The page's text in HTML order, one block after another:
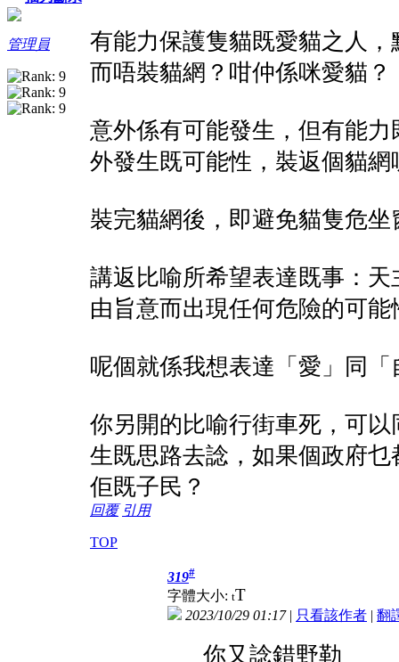
管理員
有能力保護隻貓既愛貓之人
而唔裝貓網？咁仲係咪愛貓？
意外係有可能發生，但有能
外發生既可能性，裝返個貓網
裝完貓網後，即避免貓隻危
講返比喻所希望表達既事：
由旨意而出現任何危險的可能
呢個就係我想表達「愛」同
你另開的比喻行街車死，可
生既思路去諗，如果個政府
佢既子民？
回覆 引用
TOP
319#
字體大小: tT
2023/10/29 01:17| 只看該作者 | 翻
你又諗錯野勒